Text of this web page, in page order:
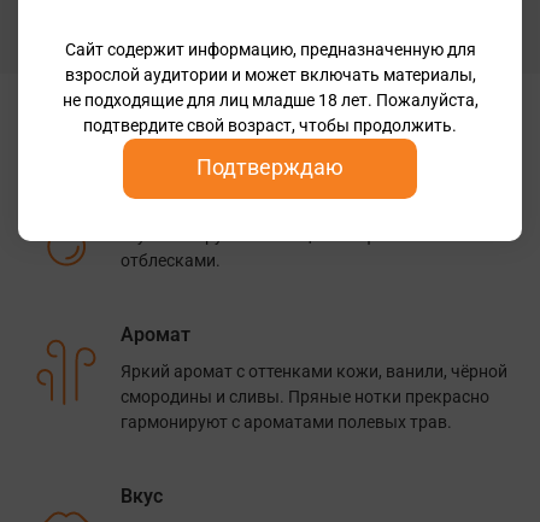
органика
Дегустационные заметки
Цвет
отблесками.
Аромат
Яркий аромат с оттенками кожи, ванили, чёрной
смородины и сливы. Пряные нотки прекрасно
гармонируют с ароматами полевых трав.
Вкус
Сайт содержит информацию, предназначенную для
взрослой аудитории и может включать материалы,
не подходящие для лиц младше 18 лет. Пожалуйста,
подтвердите свой возраст, чтобы продолжить.
Подтверждаю